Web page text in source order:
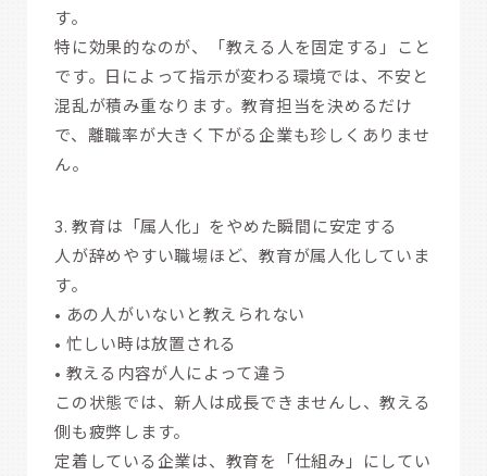
す。
特に効果的なのが、「教える人を固定する」こと
です。日によって指示が変わる環境では、不安と
混乱が積み重なります。教育担当を決めるだけ
で、離職率が大きく下がる企業も珍しくありませ
ん。
3. 教育は「属人化」をやめた瞬間に安定する
人が辞めやすい職場ほど、教育が属人化していま
す。
• あの人がいないと教えられない
• 忙しい時は放置される
• 教える内容が人によって違う
この状態では、新人は成長できませんし、教える
側も疲弊します。
定着している企業は、教育を「仕組み」にしてい